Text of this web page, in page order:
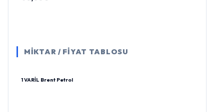
MİKTAR / FİYAT TABLOSU
1 VARİL Brent Petrol